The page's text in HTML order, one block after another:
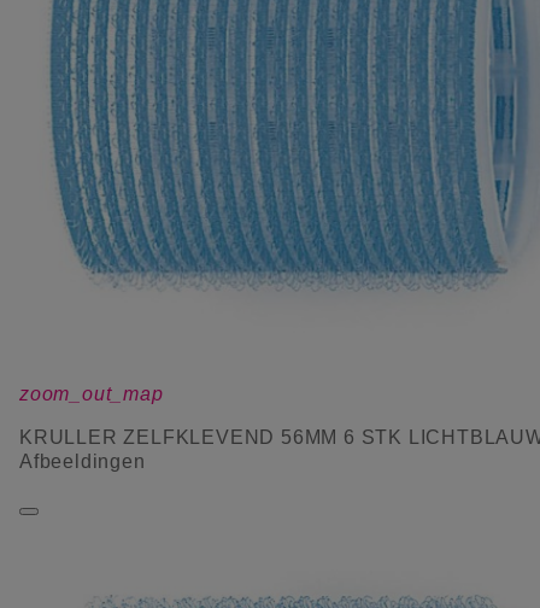
zoom_out_map
KRULLER ZELFKLEVEND 56MM 6 STK
Afbeeldingen